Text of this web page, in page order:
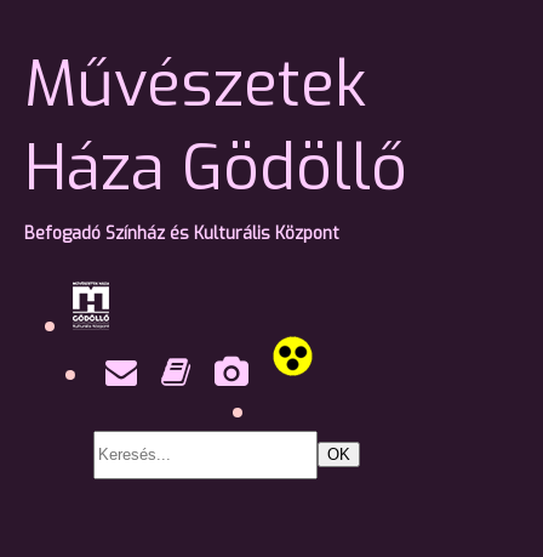
Művészetek
Háza Gödöllő
Befogadó Színház és Kulturális Központ
OK